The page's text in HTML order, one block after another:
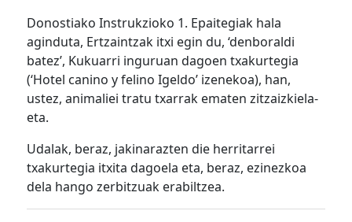
Donostiako Instrukzioko 1. Epaitegiak hala
aginduta, Ertzaintzak itxi egin du, ‘denboraldi
batez’, Kukuarri inguruan dagoen txakurtegia
(‘Hotel canino y felino Igeldo’ izenekoa), han,
ustez, animaliei tratu txarrak ematen zitzaizkiela-
eta.
Udalak, beraz, jakinarazten die herritarrei
txakurtegia itxita dagoela eta, beraz, ezinezkoa
dela hango zerbitzuak erabiltzea.